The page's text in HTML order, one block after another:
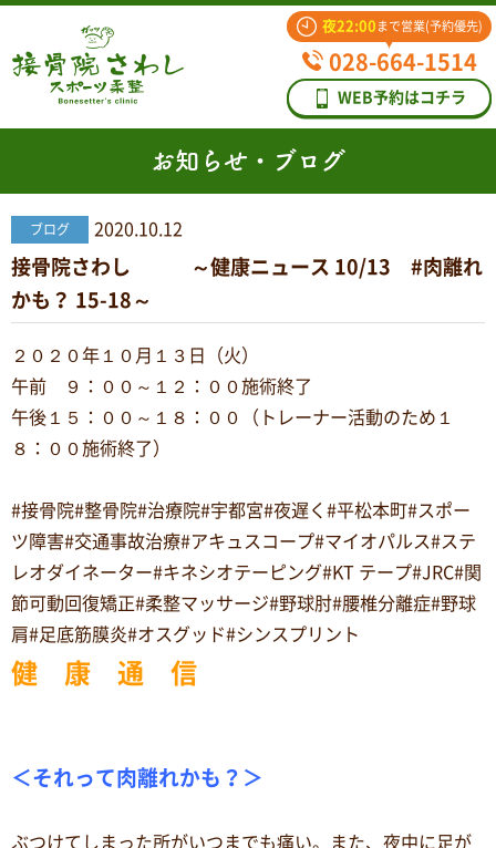
夜22:00 まで営業(予約優先)
028-664-1514
WEB予約はコチラ
お知らせ・ブログ
ブログ 2020.10.12
接骨院さわし ～健康ニュース 10/13 #肉離れ
かも？ 15-18～
２０２０年１０月１３日（火）
午前 ９：００～１２：００施術終了
午後１５：００～１８：００（トレーナー活動のため１
８：００施術終了）
#接骨院#整骨院#治療院#宇都宮#夜遅く#平松本町#スポー
ツ障害#交通事故治療#アキュスコープ#マイオパルス#ステ
レオダイネーター#キネシオテーピング#KT テープ#JRC#関
節可動回復矯正#柔整マッサージ#野球肘#腰椎分離症#野球
肩#足底筋膜炎#オスグッド#シンスプリント
健 康 通 信
＜それって肉離れかも？＞
ぶつけてしまった所がいつまでも痛い。また、夜中に足が